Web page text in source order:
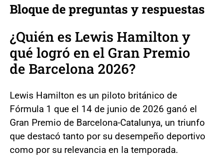
Bloque de preguntas y respuestas
¿Quién es Lewis Hamilton y
qué logró en el Gran Premio
de Barcelona 2026?
Lewis Hamilton es un piloto británico de
Fórmula 1 que el 14 de junio de 2026 ganó el
Gran Premio de Barcelona-Catalunya, un triunfo
que destacó tanto por su desempeño deportivo
como por su relevancia en la temporada.